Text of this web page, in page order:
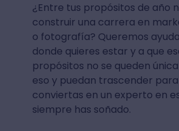
¿Entre tus propósitos de año
construir una carrera en
o fotografía? Queremos
donde quieres estar y a que
propósitos no se queden
eso y puedan trascender
conviertas en un experto en
siempre has soñado.